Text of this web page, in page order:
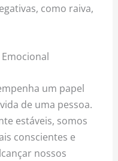
como raiva,
um papel
de uma pessoa.
estáveis, somos
conscientes e
nossos